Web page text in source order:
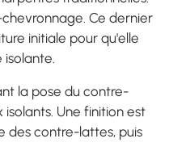
Ce dernier
initiale pour qu'elle
isolante.
la pose du contre-
Une finition est
des contre-lattes, puis